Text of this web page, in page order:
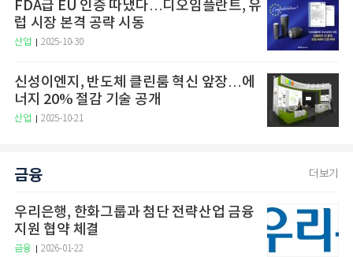
FDA급 EU 인증 따냈다…디오임플란트, 유
럽 시장 본격 공략 시동
산업 2025-10-30
신성이엔지, 반도체 클린룸 혁신 앞장…에
너지 20% 절감 기술 공개
산업 2025-10-21
금융 더보기
우리은행, 한화그룹과 첨단 전략산업 금융
지원 협약 체결
금융 2026-01-22